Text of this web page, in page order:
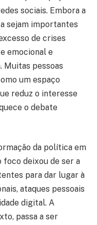
sociais. Embora a
sejam importantes
de crises
emocional e
Muitas pessoas
um espaço
reduz o interesse
o debate
da política em
foco deixou de ser a
para dar lugar à
ataques pessoais
digital. A
passa a ser